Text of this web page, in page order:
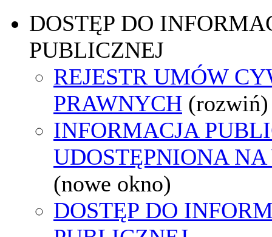
DOSTĘP DO
PUBLICZNEJ
REJESTR UMÓW
PRAWNYCH (rozwiń)
INFORMACJA
UDOSTĘPNIONA
(nowe okno)
DOSTĘP DO